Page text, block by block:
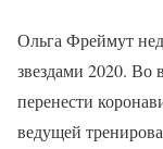
Ольга Фреймут
звездами 2020. Во
перенести
ведущей